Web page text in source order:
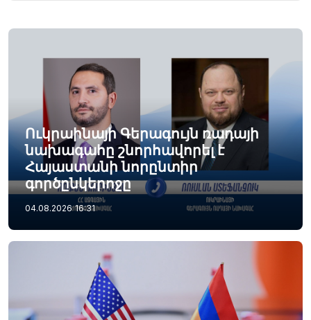
Ուկրաինայի Գերագույն ռադայի
նախագահը շնորհավորել է
Հայաստանի նորընտիր
գործընկերոջը
04.08.2026 16:31